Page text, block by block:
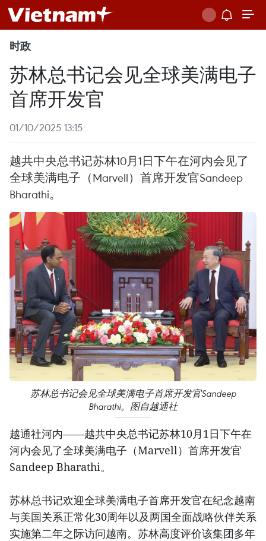
时政
苏林总书记会见全球美满电子
首席开发官
01/10/2025 13:15
越共中央总书记苏林10月1日下午在河内会见了
全球美满电子（Marvell）首席开发官Sandeep
Bharathi。
苏林总书记会见全球美满电子首席开发官Sandeep
Bharathi。图自越通社
越通社河内——越共中央总书记苏林10月1日下午在
河内会见了全球美满电子（Marvell）首席开发官
Sandeep Bharathi。
苏林总书记欢迎全球美满电子首席开发官在纪念越南
与美国关系正常化30周年以及两国全面战略伙伴关系
实施第二年之际访问越南。苏林高度评价该集团多年